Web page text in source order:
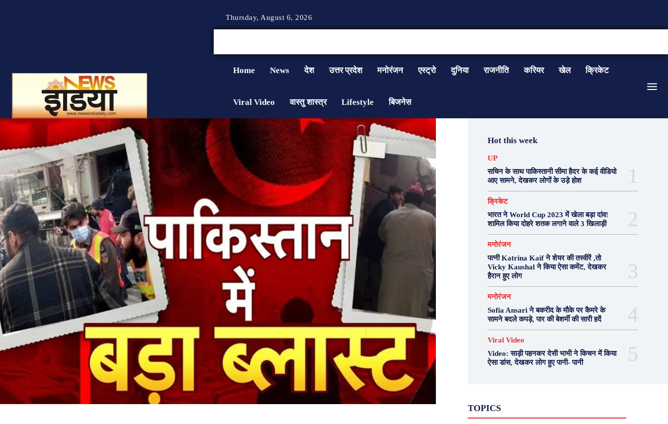
Thursday, August 6, 2026
Home News देश उत्तर प्रदेश मनोरंजन एस्ट्रो दुनिया राजनीति करियर खेल क्रिकेट
Viral Video वास्तु शास्त्र Lifestyle बिजनेस
Hot this week
UP
सचिन के साथ पाकिस्तानी सीमा हैदर के कई वीडियो
आए सामने, देखकर लोगों के उड़े होश
क्रिकेट
भारत ने World Cup 2023 में खेला बड़ा दांव!
शामिल किया दोहरे शतक लगाने वाले 3 खिलाड़ी
मनोरंजन
पत्नी Katrina Kaif ने शेयर की तस्वीरें ,तो
Vicky Kaushal ने किया ऐसा कमेंट, देखकर
हैरान हुए लोग
मनोरंजन
Sofia Ansari ने बकरीद के मौके पर कैमरे के
सामने बदले कपड़े, पार की बेशर्मी की सारी हदें
Viral Video
Video: साड़ी पहनकर देसी भाभी ने किचन में किया
ऐसा डांस, देखकर लोग हुए पानी- पानी
TOPICS